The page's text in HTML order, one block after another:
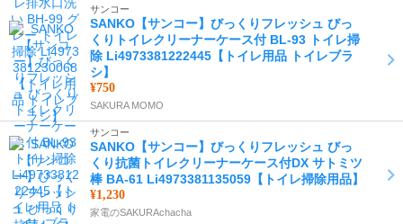
サンコー
SANKO【サンコー】びっくりフレッシュ びっ
くりトイレクリーナーケース付 BL-93 トイレ掃
除 Li4973381222445【トイレ用品 トイレブラ
シ】
¥750
SAKURA MOMO
サンコー
SANKO【サンコー】びっくりフレッシュ びっ
くり抗菌トイレクリーナーケース付DX サトミツ
棒 BA-61 Li4973381135059【トイレ掃除用品】
¥1,230
家電のSAKURAchacha